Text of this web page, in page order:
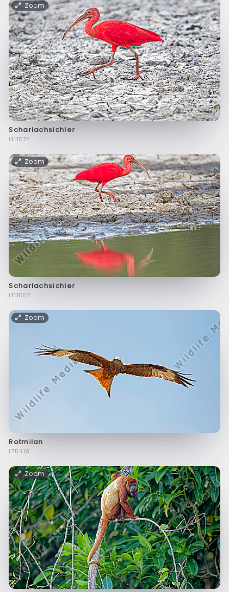
Zoom
Scharlachsichler
f111574
Zoom
Scharlachsichler
f111552
Zoom
Rotmilan
f75419
Zoom